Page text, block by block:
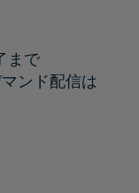
まで
ンド配信は